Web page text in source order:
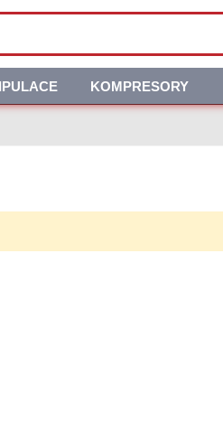
KOMPRESORY